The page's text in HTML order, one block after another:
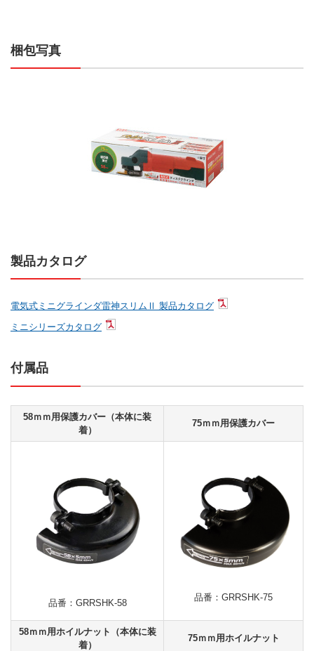
梱包写真
製品カタログ
電気式ミニグラインダ雷神スリムⅡ 製品カタログ
ミニシリーズカタログ
付属品
58ｍｍ用保護カバー（本体に装
着）
75ｍｍ用保護カバー
品番：GRRSHK-58
品番：GRRSHK-75
58ｍｍ用ホイルナット（本体に装
着）
75ｍｍ用ホイルナット